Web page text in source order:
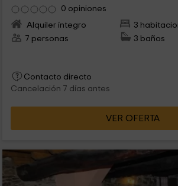
0 opiniones
Alquiler íntegro
3
7 personas
3 baños
Contacto directo
Cancelación 7 días antes
VER OFERTA